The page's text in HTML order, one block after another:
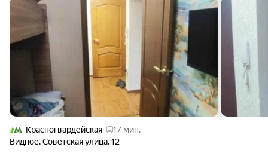
Красногвардейская
17 мин.
Видное,Советская улица,12